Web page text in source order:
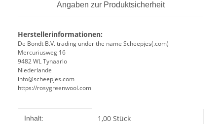
Angaben zur Produktsicherheit
Herstellerinformationen:
De Bondt B.V. trading under the name Scheepjes(.com)
Mercuriusweg 16
9482 WL Tynaarlo
Niederlande
info@scheepjes.com
https://rosygreenwool.com
Produkteigenschaft
Wert
Inhalt: 1,00 Stück